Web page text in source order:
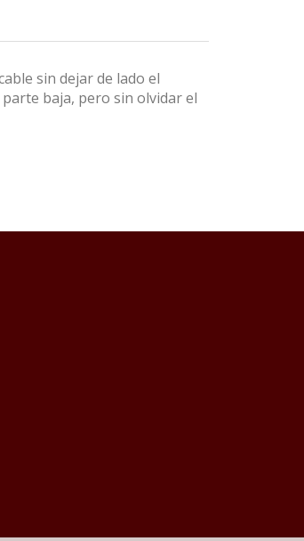
sin dejar de lado el
baja, pero sin olvidar el